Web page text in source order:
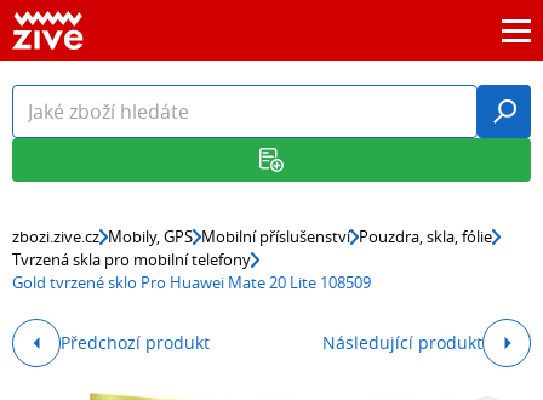
zbozi.zive.cz Mobily, GPS Mobilní příslušenství Pouzdra, skla, fólie
Tvrzená skla pro mobilní telefony
Gold tvrzené sklo Pro Huawei Mate 20 Lite 108509
Předchozí produkt Následující produkt